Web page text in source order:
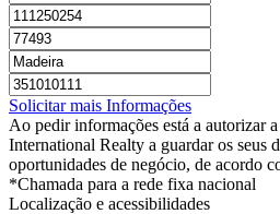
Solicitar mais Informações
Ao pedir informações está a autorizar
International Realty a guardar os seus
oportunidades de negócio, de acordo
*Chamada para a rede fixa nacional
Localização e acessibilidades